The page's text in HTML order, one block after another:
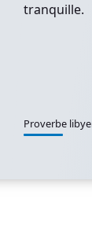
tranquille.
Proverbe